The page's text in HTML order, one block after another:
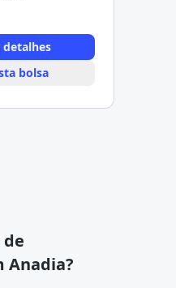
detalhes
bolsa
Anadia?